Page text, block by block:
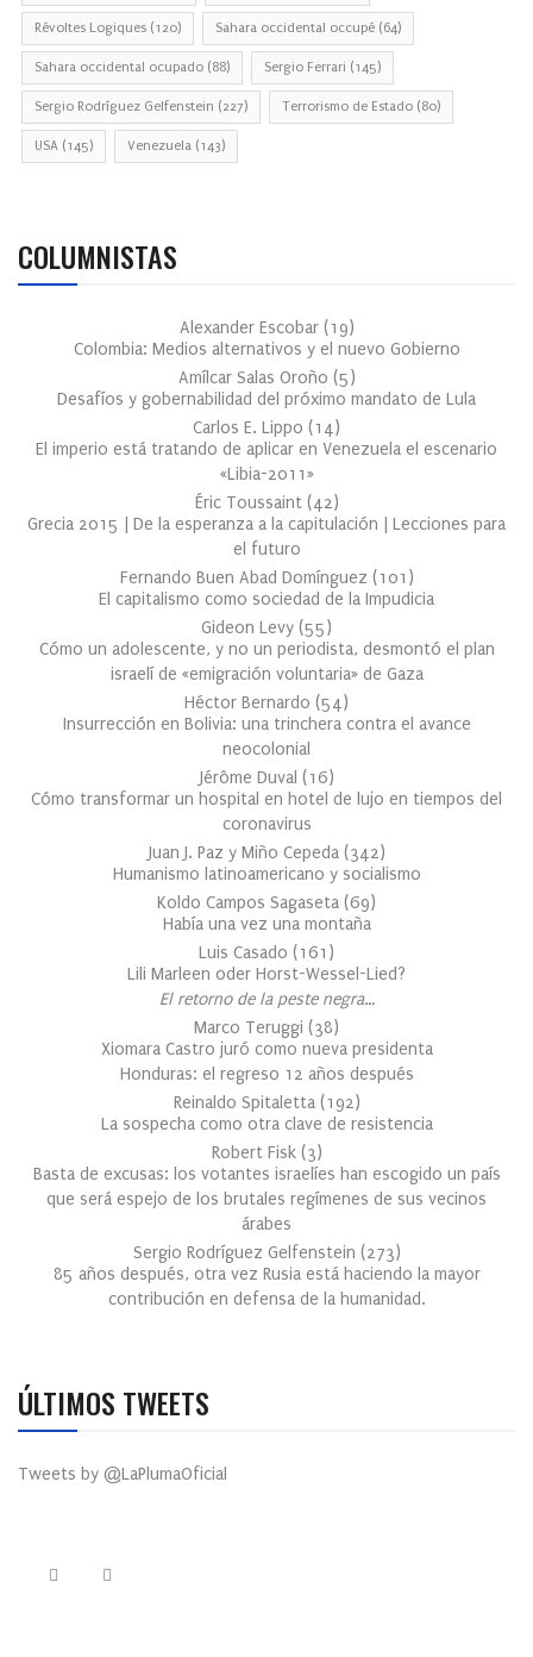
Révoltes Logiques (120) Sahara occidental occupé (64)
Sahara occidental ocupado (88) Sergio Ferrari (145)
Sergio Rodríguez Gelfenstein (227) Terrorismo de Estado (80)
USA (145) Venezuela (143)
COLUMNISTAS
Alexander Escobar (19)
Colombia: Medios alternativos y el nuevo Gobierno
Amílcar Salas Oroño (5)
Desafíos y gobernabilidad del próximo mandato de Lula
Carlos E. Lippo (14)
El imperio está tratando de aplicar en Venezuela el escenario
«Libia-2011»
Éric Toussaint (42)
Grecia 2015 | De la esperanza a la capitulación | Lecciones para
el futuro
Fernando Buen Abad Domínguez (101 )
El capitalismo como sociedad de la Impudicia
Gideon Levy (55)
Cómo un adolescente, y no un periodista, desmontó el plan
israelí de «emigración voluntaria» de Gaza
Héctor Bernardo (54)
Insurrección en Bolivia: una trinchera contra el avance
neocolonial
Jérôme Duval (16)
Cómo transformar un hospital en hotel de lujo en tiempos del
coronavirus
Juan J. Paz y Miño Cepeda (342)
Humanismo latinoamericano y socialismo
Koldo Campos Sagaseta (69)
Había una vez una montaña
Luis Casado (161 )
Lili Marleen oder Horst-Wessel-Lied?
El retorno de la peste negra…
Marco Teruggi (38)
Xiomara Castro juró como nueva presidenta
Honduras: el regreso 12 años después
Reinaldo Spitaletta (192)
La sospecha como otra clave de resistencia
Robert Fisk (3)
Basta de excusas: los votantes israelíes han escogido un país
que será espejo de los brutales regímenes de sus vecinos
árabes
Sergio Rodríguez Gelfenstein (273)
85 años después, otra vez Rusia está haciendo la mayor
contribución en defensa de la humanidad.
ÚLTIMOS TWEETS
Tweets by @LaPlumaOficial